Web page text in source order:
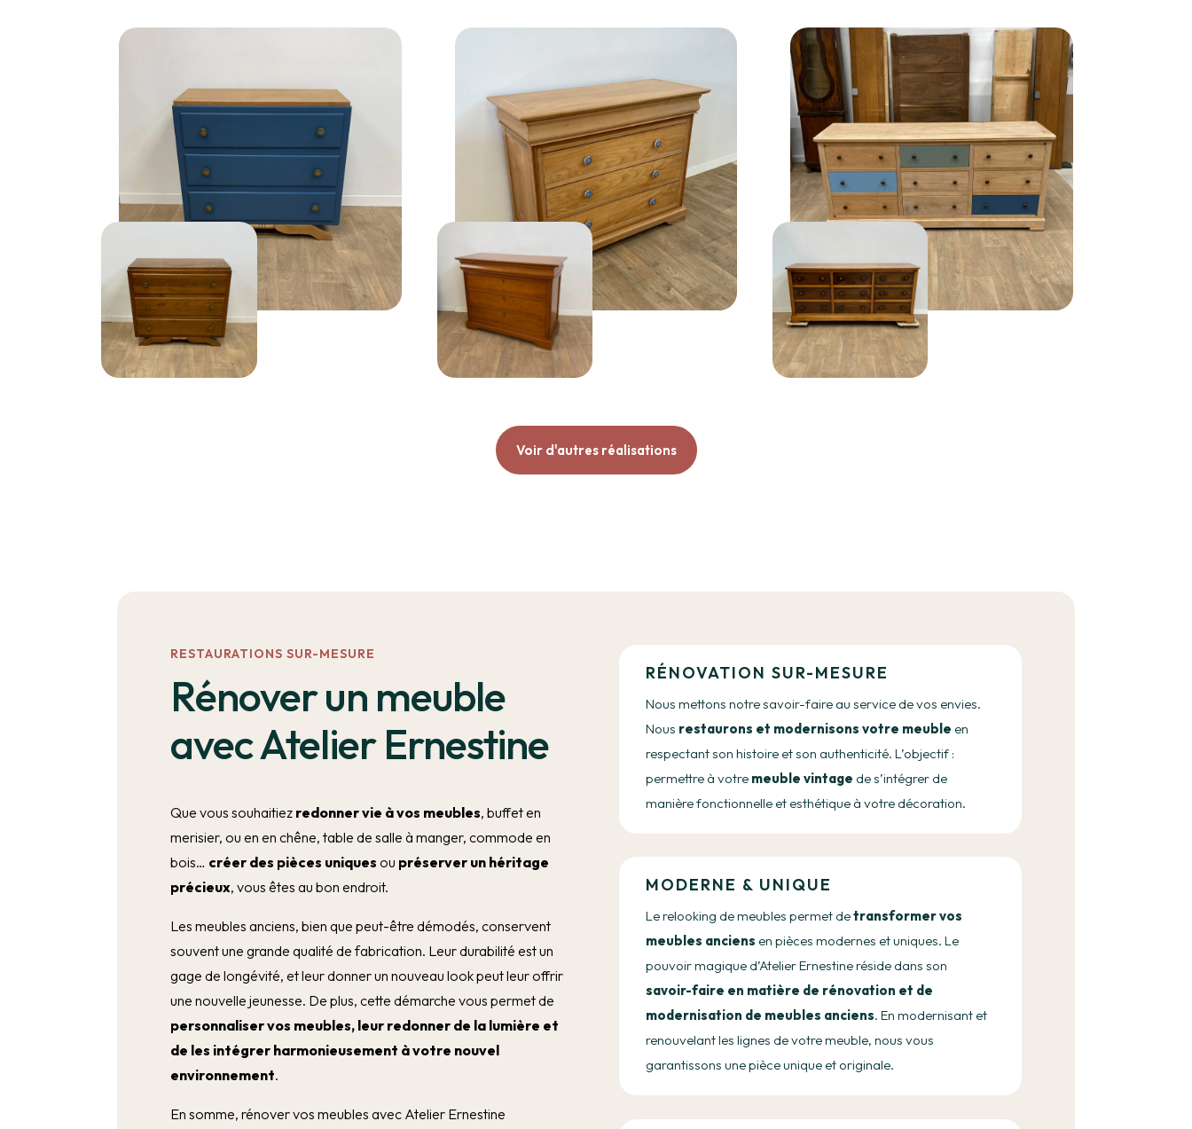
Voir d'autres réalisations
RESTAURATIONS SUR-MESURE
Rénover un meuble
avec Atelier Ernestine
Que vous souhaitiez redonner vie à vos meubles, buffet en
merisier, ou en en chêne, table de salle à manger, commode en
bois… créer des pièces uniques ou préserver un héritage
précieux, vous êtes au bon endroit.
Les meubles anciens, bien que peut-être démodés, conservent
souvent une grande qualité de fabrication. Leur durabilité est un
gage de longévité, et leur donner un nouveau look peut leur offrir
une nouvelle jeunesse. De plus, cette démarche vous permet de
personnaliser vos meubles, leur redonner de la lumière et
de les intégrer harmonieusement à votre nouvel
environnement.
En somme, rénover vos meubles avec Atelier Ernestine
RÉNOVATION SUR-MESURE
Nous mettons notre savoir-faire au service de vos envies.
Nous restaurons et modernisons votre meuble en
respectant son histoire et son authenticité. L’objectif :
permettre à votre meuble vintage de s’intégrer de
manière fonctionnelle et esthétique à votre décoration.
MODERNE & UNIQUE
Le relooking de meubles permet detransformer vos
meubles anciens en pièces modernes et uniques. Le
pouvoir magique d’Atelier Ernestine réside dans son
savoir-faire en matière de rénovation et de
modernisation de meubles anciens. En modernisant et
renouvelant les lignes de votre meuble, nous vous
garantissons une pièce unique et originale.